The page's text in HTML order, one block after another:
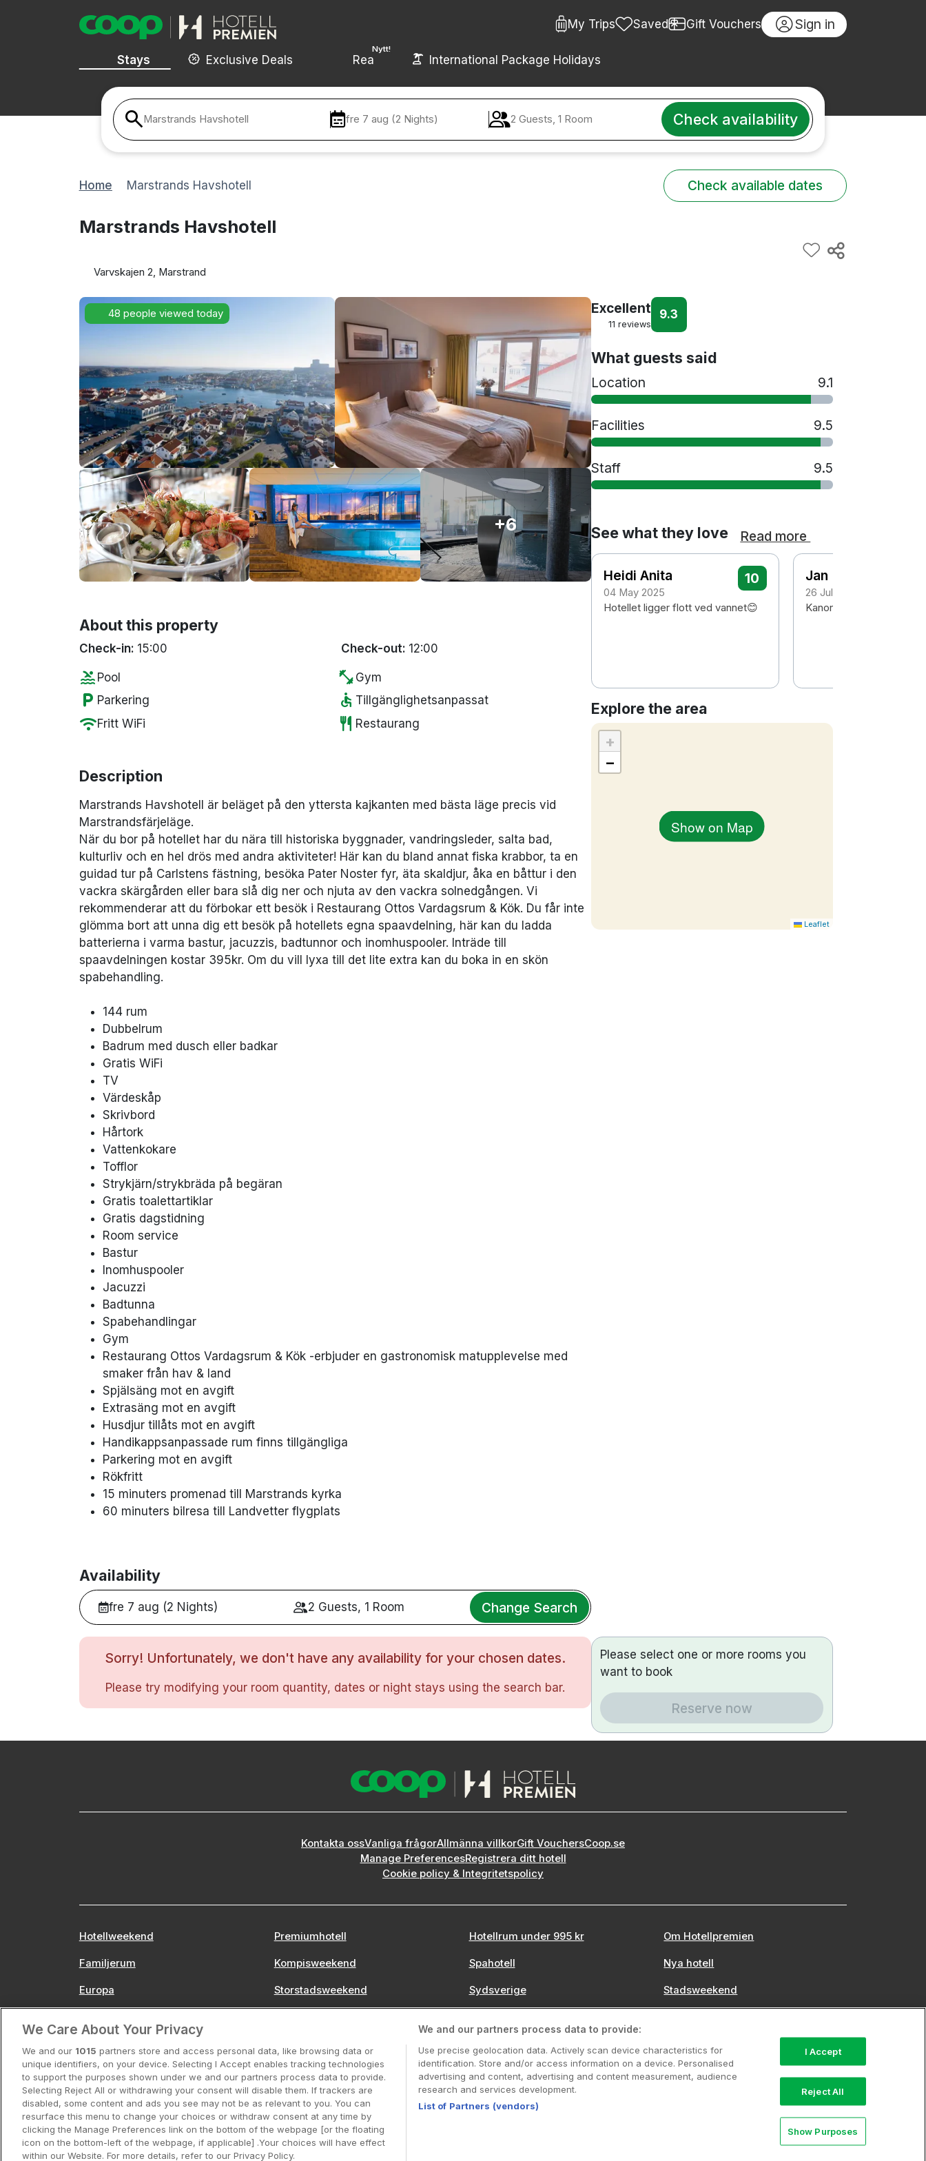
My Trips Saved Gift Vouchers Sign in
Stays Exclusive Deals
Nytt!
Rea International Package Holidays
Marstrands Havshotell fre 7 aug (2 Nights) 2 Guests, 1 Room Check availability
Home Marstrands Havshotell Check available dates
Marstrands Havshotell
Varvskajen 2, Marstrand
48 people viewed today
+6
About this property
Check-in: 15:00 Check-out: 12:00
pool Pool fitness_center Gym
local_parking Parkering accessible Tillgänglighetsanpassat
wifiFritt WiFi restaurant Restaurang
Description
Marstrands Havshotell är beläget på den yttersta kajkanten med bästa läge precis vid
Marstrandsfärjeläge.
När du bor på hotellet har du nära till historiska byggnader, vandringsleder, salta bad,
kulturliv och en hel drös med andra aktiviteter! Här kan du bland annat fiska krabbor, ta en
guidad tur på Carlstens fästning, besöka Pater Noster fyr, äta skaldjur, åka en båttur i den
vackra skärgården eller bara slå dig ner och njuta av den vackra solnedgången. Vi
rekommenderar att du förbokar ett besök i Restaurang Ottos Vardagsrum & Kök. Du får inte
glömma bort att unna dig ett besök på hotellets egna spaavdelning, här kan du ladda
batterierna i varma bastur, jacuzzis, badtunnor och inomhuspooler. Inträde till
spaavdelningen kostar 395kr. Om du vill lyxa till det lite extra kan du boka in en skön
spabehandling.
144 rum
Dubbelrum
Badrum med dusch eller badkar
Gratis WiFi
TV
Värdeskåp
Skrivbord
Hårtork
Vattenkokare
Tofflor
Strykjärn/strykbräda på begäran
Gratis toalettartiklar
Gratis dagstidning
Room service
Bastur
Inomhuspooler
Jacuzzi
Badtunna
Spabehandlingar
Gym
Restaurang Ottos Vardagsrum & Kök -erbjuder en gastronomisk matupplevelse med
smaker från hav & land
Spjälsäng mot en avgift
Extrasäng mot en avgift
Husdjur tillåts mot en avgift
Handikappsanpassade rum finns tillgängliga
Parkering mot en avgift
Rökfritt
15 minuters promenad till Marstrands kyrka
60 minuters bilresa till Landvetter flygplats
Availability
fre 7 aug (2 Nights) 2 Guests, 1 Room Change Search
Sorry! Unfortunately, we don't have any availability for your chosen dates.
Please try modifying your room quantity, dates or night stays using the search bar.
Excellent
11 reviews
9.3
What guests said
Location 9.1
Facilities 9.5
Staff 9.5
See what they love Read more
Heidi Anita
04 May 2025
10
Hotellet ligger flott ved vannet😊
Jan
26 July 2024
Kanon
Explore the area
Show on Map
+
−
Leaflet
Please select one or more rooms you
want to book
Reserve now
Kontakta ossVanliga frågorAllmänna villkorGift VouchersCoop.se
Manage PreferencesRegistrera ditt hotell
Cookie policy & Integritetspolicy
Hotellweekend
Familjerum
Europa
Premiumhotell
Kompisweekend
Storstadsweekend
Hotellrum under 995 kr
Spahotell
Sydsverige
Om Hotellpremien
Nya hotell
Stadsweekend
Booking Enquiries:info@hotellpremien.se
Hotellsupport:scandinavian@digibreaks.com
Hotellpremien.se av en del av Coop Sverige. Coop Sverige 171 88 Solna, Telefon: 010-742 00 00, Org.nr: 556710-5480.
Läs mer om Coops Partnererbjudande:
We Care About Your Privacy
We and our 1015 partners store and access personal data, like browsing data or
unique identifiers, on your device. Selecting I Accept enables tracking technologies
to support the purposes shown under we and our partners process data to provide.
Selecting Reject All or withdrawing your consent will disable them. If trackers are
disabled, some content and ads you see may not be as relevant to you. You can
resurface this menu to change your choices or withdraw consent at any time by
clicking the Manage Preferences link on the bottom of the webpage [or the floating
icon on the bottom-left of the webpage, if applicable] .Your choices will have effect
within our Website. For more details, refer to our Privacy Policy.
We and our partners process data to provide:
Use precise geolocation data. Actively scan device characteristics for
identification. Store and/or access information on a device. Personalised
advertising and content, advertising and content measurement, audience
research and services development.
List of Partners (vendors)
I Accept
Reject All
Show Purposes